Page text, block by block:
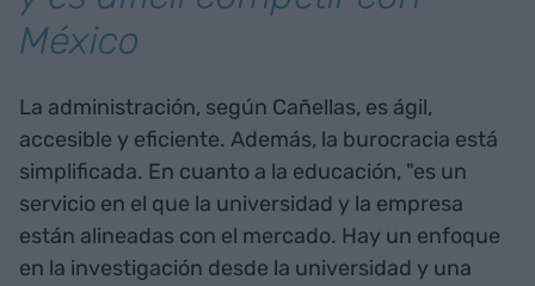
México
La administración, según Cañellas, es ágil,
accesible y eficiente. Además, la burocracia está
simplificada. En cuanto a la educación, "es un
servicio en el que la universidad y la empresa
están alineadas con el mercado. Hay un enfoque
en la investigación desde la universidad y una